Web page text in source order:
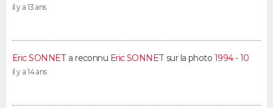
il y a 13 ans
Eric SONNET a reconnu Eric SONNET sur la photo 1994 - 10
il y a 14 ans